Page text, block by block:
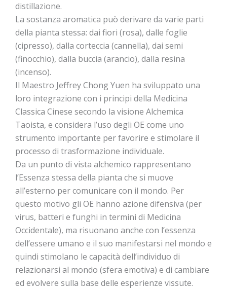
distillazione.
La sostanza aromatica può derivare da varie parti
della pianta stessa: dai fiori (rosa), dalle foglie
(cipresso), dalla corteccia (cannella), dai semi
(finocchio), dalla buccia (arancio), dalla resina
(incenso).
Il Maestro Jeffrey Chong Yuen ha sviluppato una
loro integrazione con i principi della Medicina
Classica Cinese secondo la visione Alchemica
Taoista, e considera l’uso degli OE come uno
strumento importante per favorire e stimolare il
processo di trasformazione individuale.
Da un punto di vista alchemico rappresentano
l’Essenza stessa della pianta che si muove
all’esterno per comunicare con il mondo. Per
questo motivo gli OE hanno azione difensiva (per
virus, batteri e funghi in termini di Medicina
Occidentale), ma risuonano anche con l’essenza
dell’essere umano e il suo manifestarsi nel mondo e
quindi stimolano le capacità dell’individuo di
relazionarsi al mondo (sfera emotiva) e di cambiare
ed evolvere sulla base delle esperienze vissute.